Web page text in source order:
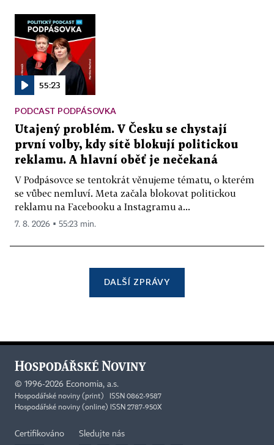
55:23
PODCAST PODPÁSOVKA
Utajený problém. V Česku se chystají
první volby, kdy sítě blokují politickou
reklamu. A hlavní oběť je nečekaná
V Podpásovce se tentokrát věnujeme tématu, o kterém
se vůbec nemluví. Meta začala blokovat politickou
reklamu na Facebooku a Instagramu a...
7. 8. 2026 ▪ 55:23 min.
DALŠÍ ZPRÁVY
© 1996-2026 Economia, a.s.
Hospodářské noviny (print) ISSN 0862-9587
Hospodářské noviny (online) ISSN 2787-950X
Certifikováno Sledujte nás